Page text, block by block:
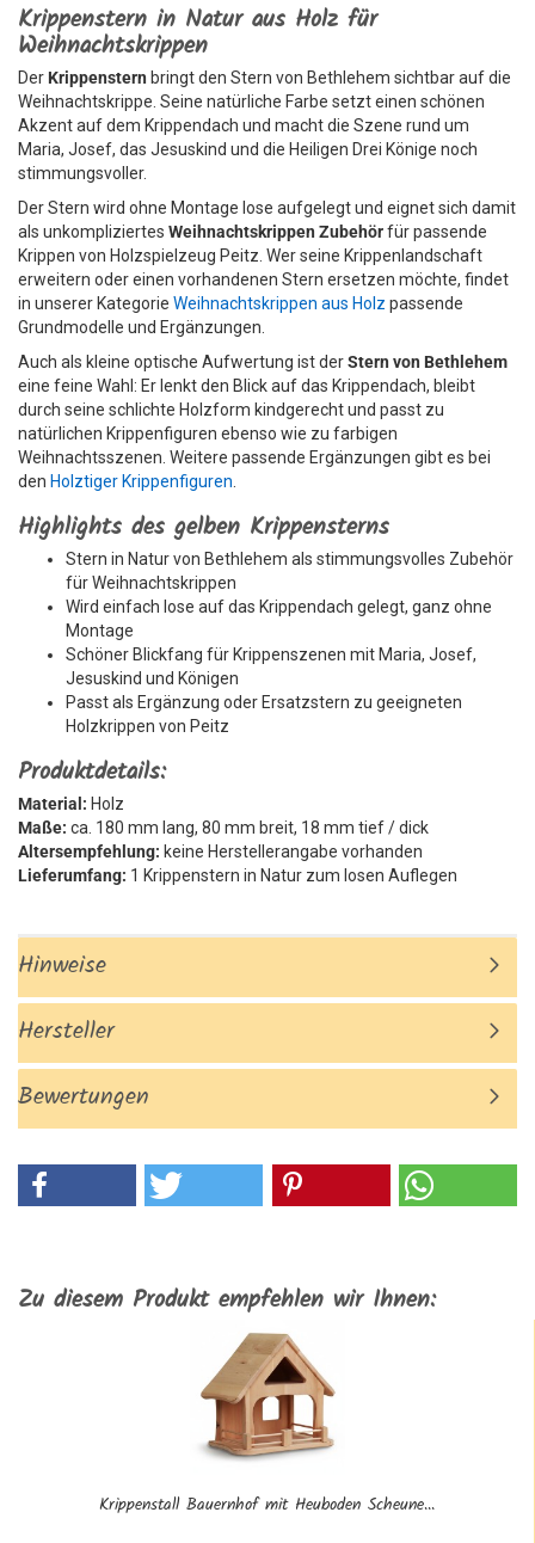
Krippenstern in Natur aus Holz für
Weihnachtskrippen
Der Krippenstern bringt den Stern von Bethlehem sichtbar auf die
Weihnachtskrippe. Seine natürliche Farbe setzt einen schönen
Akzent auf dem Krippendach und macht die Szene rund um
Maria, Josef, das Jesuskind und die Heiligen Drei Könige noch
stimmungsvoller.
Der Stern wird ohne Montage lose aufgelegt und eignet sich damit
als unkompliziertes Weihnachtskrippen Zubehörfür passende
Krippen von Holzspielzeug Peitz. Wer seine Krippenlandschaft
erweitern oder einen vorhandenen Stern ersetzen möchte, findet
in unserer Kategorie Weihnachtskrippen aus Holz passende
Grundmodelle und Ergänzungen.
Auch als kleine optische Aufwertung ist derStern von Bethlehem
eine feine Wahl: Er lenkt den Blick auf das Krippendach, bleibt
durch seine schlichte Holzform kindgerecht und passt zu
natürlichen Krippenfiguren ebenso wie zu farbigen
Weihnachtsszenen. Weitere passende Ergänzungen gibt es bei
den Holztiger Krippenfiguren
Highlights des gelben Krippensterns
Stern in Natur von Bethlehem als stimmungsvolles Zubehör
für Weihnachtskrippen
Wird einfach lose auf das Krippendach gelegt, ganz ohne
Montage
Schöner Blickfang für Krippenszenen mit Maria, Josef,
Jesuskind und Königen
Passt als Ergänzung oder Ersatzstern zu geeigneten
Holzkrippen von Peitz
Produktdetails:
Material: Holz
Maße: ca. 180 mm lang, 80 mm breit, 18 mm tief / dick
Altersempfehlung: keine Herstellerangabe vorhanden
Lieferumfang: 1 Krippenstern in Natur zum losen Auflegen
Hinweise
Hersteller
Bewertungen
Zu diesem Produkt empfehlen wir Ihnen:
Krippenstall Bauernhof mit Heuboden Scheune...